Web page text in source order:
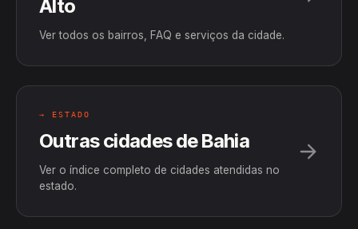
Alto
Ver todos os bairros, FAQ e serviços da cidade.
→ ESTADO
Outras cidades de Bahia
Ver o índice completo de cidades atendidas no
estado.